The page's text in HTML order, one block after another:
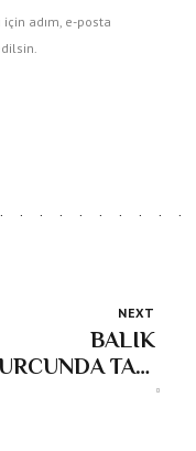
adım, e-posta
NEXT
BALIK
TAM